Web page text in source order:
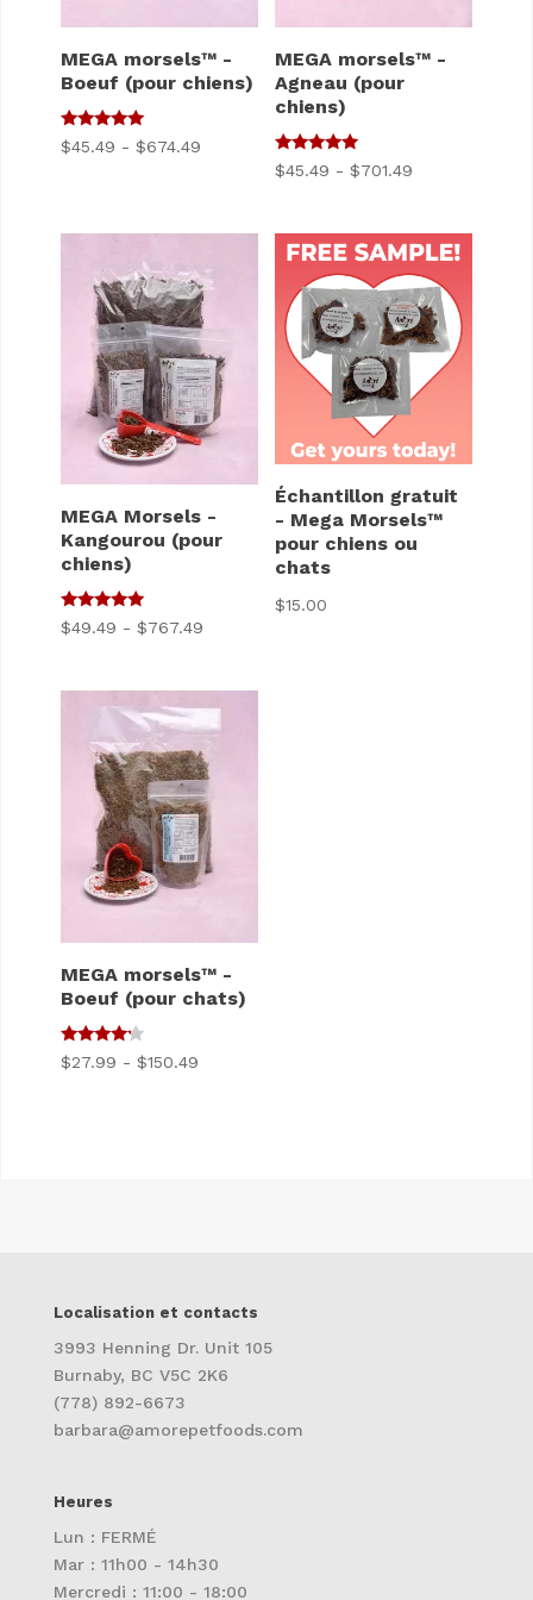
MEGA morsels™ -
Boeuf (pour chiens)
5
sur 5
$45.49 - $674.49
:
$45.49
à
$674.49
MEGA morsels™ -
Agneau (pour
chiens)
5
sur 5
$45.49 - $701.49Gamme
prix
:
$45.49
à
$701.49
MEGA Morsels -
Kangourou (pour
chiens)
5
sur 5
$49.49 - $767.49
prix
$49.49
à
$767.49
Échantillon gratuit
- Mega Morsels™
pour chiens ou
chats
$15.00
MEGA morsels™ -
Boeuf (pour chats)
4
sur 5
$27.99 - $150.49
Localisation et contacts
3993 Henning Dr. Unit 105
Burnaby, BC V5C 2K6
(778) 892-6673
barbara@amorepetfoods.com
Heures
Lun : FERMÉ
Mar : 11h00 - 14h30
Mercredi : 11:00 - 18:00